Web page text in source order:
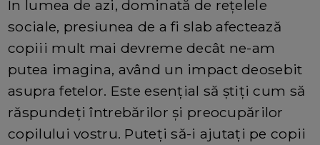
În lumea de azi, dominată de rețelele
sociale, presiunea de a fi slab afectează
copiii mult mai devreme decât ne-am
putea imagina, având un impact deosebit
asupra fetelor. Este esențial să știți cum să
răspundeți întrebărilor și preocupărilor
copilului vostru. Puteți să-i ajutați pe copii